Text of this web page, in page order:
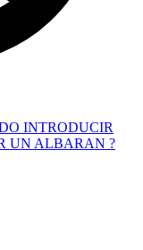
INTRODUCIR
UN ALBARAN ?